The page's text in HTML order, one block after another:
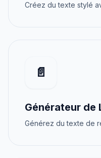
Créez du texte stylé
📄
Générateur de
Générez du texte de